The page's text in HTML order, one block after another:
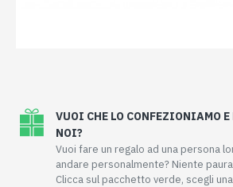
VUOI CHE LO CONFEZIONIAMO
NOI?
Vuoi fare un regalo ad una persona
andare personalmente? Niente
Clicca sul pacchetto verde, scegli